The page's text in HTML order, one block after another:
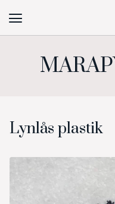
Lynlås plastik